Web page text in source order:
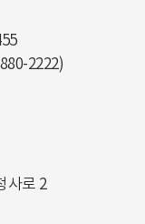
2222)
사로 2